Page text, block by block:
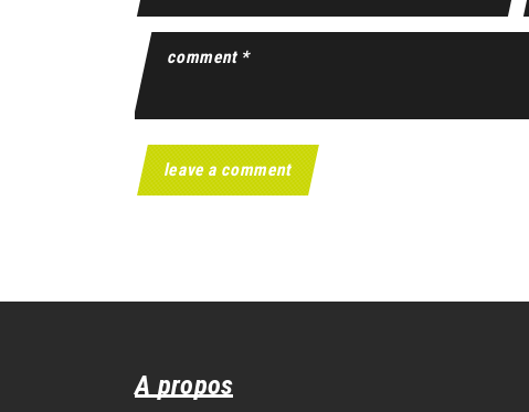
A propos